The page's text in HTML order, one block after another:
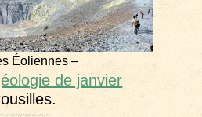
Éoliennes –
de janvier